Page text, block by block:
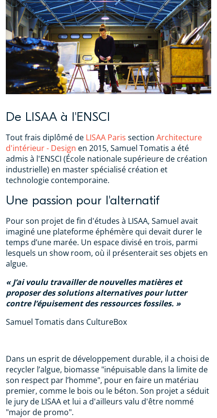
De LISAA à l'ENSCI
Tout frais diplômé de LISAA Paris section Architecture
d'intérieur - Design en 2015, Samuel Tomatis a été
admis à l'ENSCI (École nationale supérieure de création
industrielle) en master spécialisé création et
technologie contemporaine.
Une passion pour l'alternatif
Pour son projet de fin d'études à LISAA, Samuel avait
imaginé une plateforme éphémère qui devait durer le
temps d’une marée. Un espace divisé en trois, parmi
lesquels un show room, où il présenterait ses objets en
algue.
J’ai voulu travailler de nouvelles matières et
proposer des solutions alternatives pour lutter
contre l’épuisement des ressources fossiles.
Samuel Tomatis dans CultureBox
Dans un esprit de développement durable, il a choisi de
recycler l’algue, biomasse "inépuisable dans la limite de
son respect par l’homme", pour en faire un matériau
premier, comme le bois ou le béton. Son projet a séduit
le jury de LISAA et lui a d'ailleurs valu d'être nommé
"major de promo".